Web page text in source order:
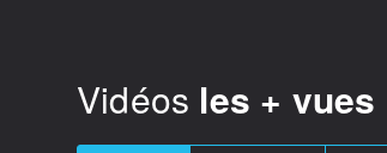
Vidéos les + vues